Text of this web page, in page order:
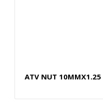
ATV NUT 10MMX1.25